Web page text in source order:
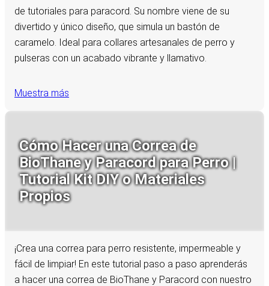
de tutoriales para paracord. Su nombre viene de su
divertido y único diseño, que simula un bastón de
caramelo. Ideal para collares artesanales de perro y
pulseras con un acabado vibrante y llamativo.
Muestra más
Cómo Hacer una Correa de
BioThane y Paracord para Perro |
Tutorial Kit DIY o Materiales
Propios
¡Crea una correa para perro resistente, impermeable y
fácil de limpiar! En este tutorial paso a paso aprenderás
a hacer una correa de BioThane y Paracord con nuestro